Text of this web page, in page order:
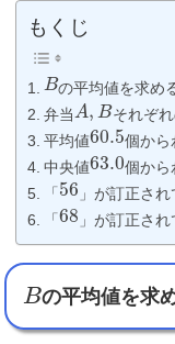
もくじ
Bの平均値を求め
弁当A, Bそれぞ
平均値60.5個から
中央値63.0個から
「56 」が訂正さ
「68 」が訂正さ
Bの平均値を求